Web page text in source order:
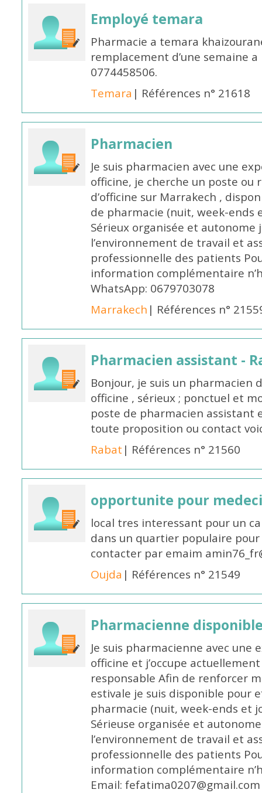
Employé temara
Pharmacie a temara
remplacement d’une semaine
0774458506.
Temara | Références n° 21618
Pharmacien
Je suis pharmacien avec une
officine, je cherche un poste
d’officine sur Marrakech ,
de pharmacie (nuit, week-ends
Sérieux organisée et autonome
l’environnement de travail et
professionnelle des patients
information complémentaire
WhatsApp: 0679703078
Marrakech | Références n°
Pharmacien assistant -
Bonjour, je suis un pharmacien
officine , sérieux ; ponctuel et
poste de pharmacien
toute proposition ou contact
Rabat | Références n° 21560
opportunite pour
local tres interessant pour un
dans un quartier populaire
contacter par emaim
Oujda | Références n° 21549
Pharmacienne
Je suis pharmacienne avec
officine et j’occupe
responsable Afin de renforcer
estivale je suis disponible pour
pharmacie (nuit, week-ends et
Sérieuse organisée et
l’environnement de travail et
professionnelle des patients
information complémentaire
Email: fefatima0207@gmail.com